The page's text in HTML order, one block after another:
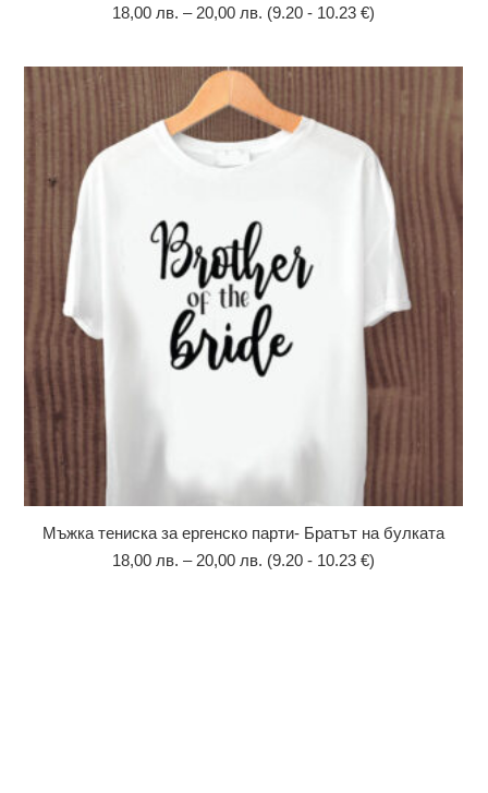
18,00 лв. – 20,00 лв. (9.20 - 10.23 €)
Мъжка тениска за ергенско парти- Братът на булката
18,00 лв. – 20,00 лв. (9.20 - 10.23 €)